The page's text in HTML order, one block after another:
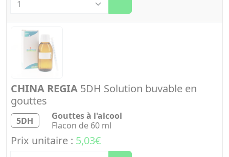
CHINA REGIA 5DH Solution buvable en
gouttes
5DH
Gouttes à l'alcool
Flacon de 60 ml
Prix unitaire : 5,03€